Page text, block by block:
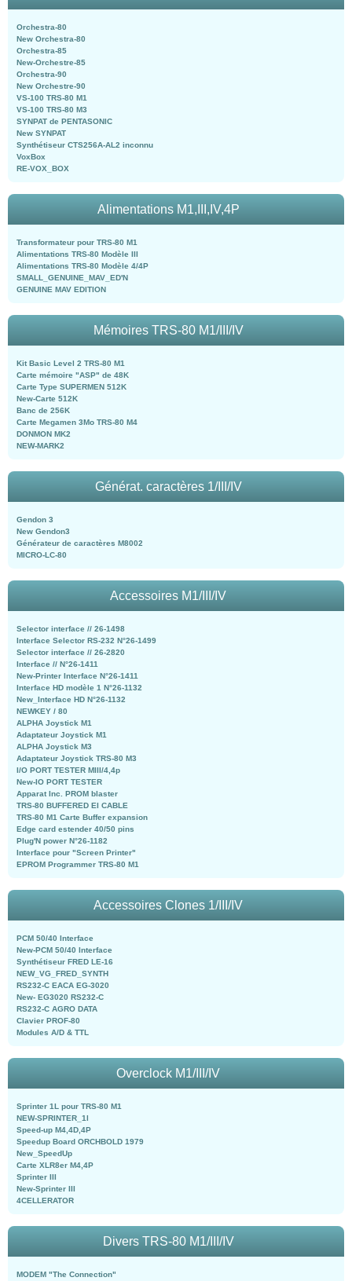
Orchestra-80
New Orchestra-80
Orchestra-85
New-Orchestre-85
Orchestra-90
New Orchestre-90
VS-100 TRS-80 M1
VS-100 TRS-80 M3
SYNPAT de PENTASONIC
New SYNPAT
Synthétiseur CTS256A-AL2 inconnu
VoxBox
RE-VOX_BOX
Alimentations M1,III,IV,4P
Transformateur pour TRS-80 M1
Alimentations TRS-80 Modèle III
Alimentations TRS-80 Modèle 4/4P
SMALL_GENUINE_MAV_ED'N
GENUINE MAV EDITION
Mémoires TRS-80 M1/III/IV
Kit Basic Level 2 TRS-80 M1
Carte mémoire "ASP" de 48K
Carte Type SUPERMEN 512K
New-Carte 512K
Banc de 256K
Carte Megamen 3Mo TRS-80 M4
DONMON MK2
NEW-MARK2
Générat. caractères 1/III/IV
Gendon 3
New Gendon3
Générateur de caractères M8002
MICRO-LC-80
Accessoires M1/III/IV
Selector interface // 26-1498
Interface Selector RS-232 N°26-1499
Selector interface // 26-2820
Interface // N°26-1411
New-Printer Interface N°26-1411
Interface HD modèle 1 N°26-1132
New_Interface HD N°26-1132
NEWKEY / 80
ALPHA Joystick M1
Adaptateur Joystick M1
ALPHA Joystick M3
Adaptateur Joystick TRS-80 M3
I/O PORT TESTER MIII/4,4p
New-IO PORT TESTER
Apparat Inc. PROM blaster
TRS-80 BUFFERED EI CABLE
TRS-80 M1 Carte Buffer expansion
Edge card estender 40/50 pins
Plug'N power N°26-1182
Interface pour "Screen Printer"
EPROM Programmer TRS-80 M1
Accessoires Clones 1/III/IV
PCM 50/40 Interface
New-PCM 50/40 Interface
Synthétiseur FRED LE-16
NEW_VG_FRED_SYNTH
RS232-C EACA EG-3020
New- EG3020 RS232-C
RS232-C AGRO DATA
Clavier PROF-80
Modules A/D & TTL
Overclock M1/III/IV
Sprinter 1L pour TRS-80 M1
NEW-SPRINTER_1l
Speed-up M4,4D,4P
Speedup Board ORCHBOLD 1979
New_SpeedUp
Carte XLR8er M4,4P
Sprinter III
New-Sprinter III
4CELLERATOR
Divers TRS-80 M1/III/IV
MODEM "The Connection"